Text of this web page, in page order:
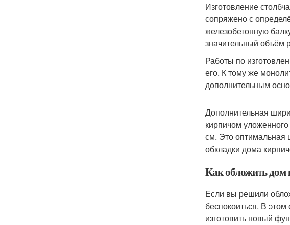
Изготовление
сопряжено с
железобетонную
значительный объём
Работы по
его. К тому же
дополнительным
Дополнительная
кирпичом
см. Это оптимальная
обкладки дома
Как обложить дом
Если вы решили
беспокоиться. В
изготовить новый